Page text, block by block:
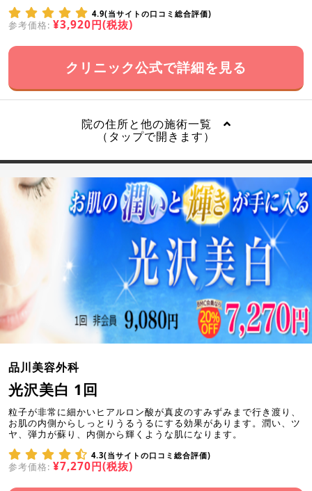
4.9(当サイトの口コミ総合評価)
参考価格: ¥3,920円(税抜)
クリニック公式で詳細を見る
院の住所と他の施術一覧
（タップで開きます）
品川美容外科
光沢美白 1回
粒子が非常に細かいヒアルロン酸が真皮のすみずみまで行き渡り、
お肌の内側からしっとりうるうるにする効果があります。潤い、ツ
ヤ、弾力が蘇り、内側から輝くような肌になります。
4.3(当サイトの口コミ総合評価)
参考価格: ¥7,270円(税抜)